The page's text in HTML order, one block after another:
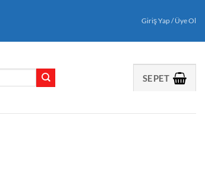
Giriş Yap / Üye Ol
SEPET